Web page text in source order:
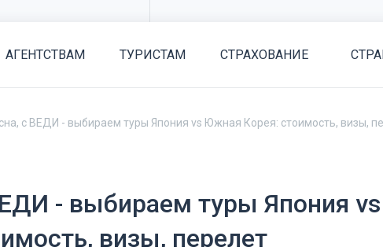
АГЕНТСТВАМ ТУРИСТАМ СТРАХОВАНИЕ
с ВЕДИ - выбираем туры Япония vs Южная Корея: стоимость, визы,
- выбираем туры Япония vs
визы, перелет